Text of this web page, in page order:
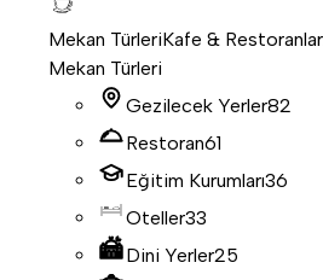
Mekan TürleriKafe & Restoranlar
Mekan Türleri
Gezilecek Yerler82
Restoran61
Eğitim Kurumları36
Oteller33
Dini Yerler25